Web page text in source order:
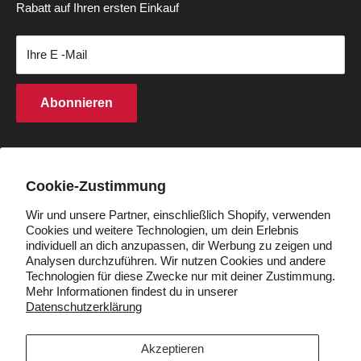
Cookie-Zustimmung
Wir und unsere Partner, einschließlich Shopify, verwenden
Cookies und weitere Technologien, um dein Erlebnis
individuell an dich anzupassen, dir Werbung zu zeigen und
Analysen durchzuführen. Wir nutzen Cookies und andere
Technologien für diese Zwecke nur mit deiner Zustimmung.
Mehr Informationen findest du in unserer
Datenschutzerklärung
Akzeptieren
Fahrradbatterien
Geschenkkarten
Datenschutzrichtlinie
Geschäftsbedingungen
Kaufbedingungen
Rechte an geistigem Eigentum
Cookie -Richtlinie
Rückgabezentrum
Zahlung
Finanzierung
Partnerprogramm
Studentenrabatt
Rabatt auf Ihren ersten Einkauf
Ihre E -Mail
Abonnieren
Deutschland (EUR €)
Folgen Sie uns
Wir akzeptieren